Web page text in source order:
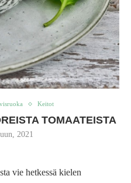
Keitot
TOMAATEISTA
2021
vie hetkessä kielen